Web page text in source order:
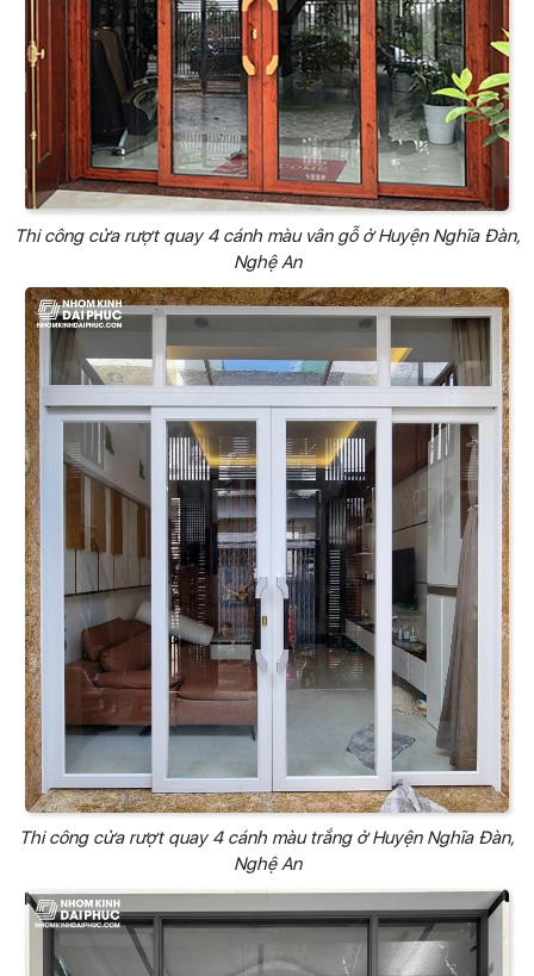
Thi công cửa rượt quay 4 cánh màu vân gỗ ở Huyện Nghĩa Đàn,
Nghệ An
Thi công cửa rượt quay 4 cánh màu trắng ở Huyện Nghĩa Đàn,
Nghệ An